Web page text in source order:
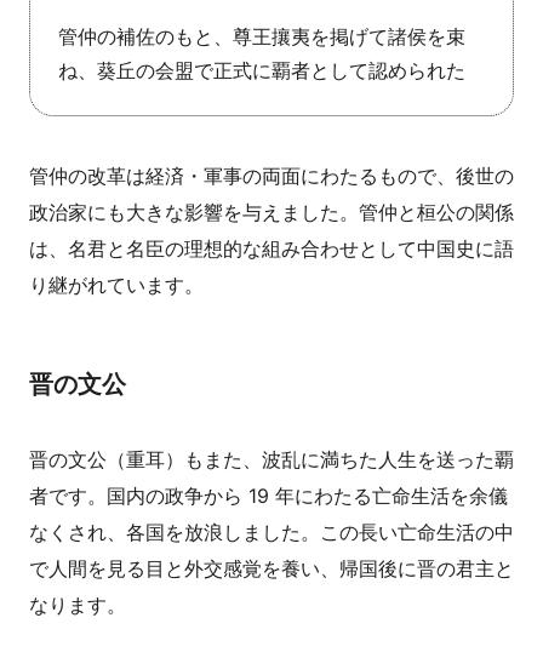
管仲の補佐のもと、尊王攘夷を掲げて諸侯を束
ね、葵丘の会盟で正式に覇者として認められた
管仲の改革は経済・軍事の両面にわたるもので、後世の
政治家にも大きな影響を与えました。管仲と桓公の関係
は、名君と名臣の理想的な組み合わせとして中国史に語
り継がれています。
晋の文公
晋の文公（重耳）もまた、波乱に満ちた人生を送った覇
者です。国内の政争から 19 年にわたる亡命生活を余儀
なくされ、各国を放浪しました。この長い亡命生活の中
で人間を見る目と外交感覚を養い、帰国後に晋の君主と
なります。